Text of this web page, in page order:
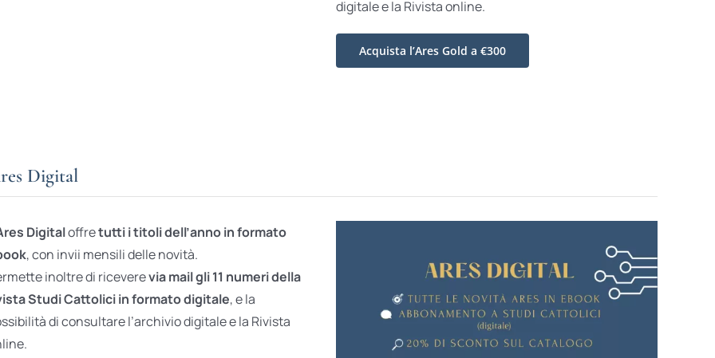
digitale e la Rivista online.
Acquista l’Ares Gold a €300
Digital
Digitaloffretutti i titoli dell’anno in formato
, con invii mensili delle novità.
inoltre di riceverevia mail gli 11 numeri della
Studi Cattolici in formato digitale, e la
di consultare l’archivio digitale e la Rivista